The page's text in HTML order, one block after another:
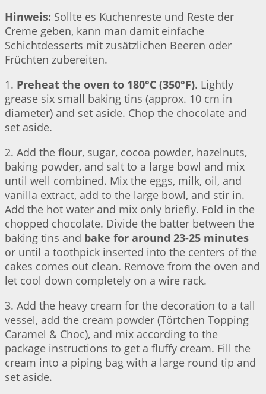
Hinweis: Sollte es Kuchenreste und Reste der
Creme geben, kann man damit einfache
Schichtdesserts mit zusätzlichen Beeren oder
Früchten zubereiten.
1. Preheat the oven to 180°C (350°F). Lightly
grease six small baking tins (approx. 10 cm in
diameter) and set aside. Chop the chocolate and
set aside.
2. Add the flour, sugar, cocoa powder, hazelnuts,
baking powder, and salt to a large bowl and mix
until well combined. Mix the eggs, milk, oil, and
vanilla extract, add to the large bowl, and stir in.
Add the hot water and mix only briefly. Fold in the
chopped chocolate. Divide the batter between the
baking tins and bake for around 23-25 minutes
or until a toothpick inserted into the centers of the
cakes comes out clean. Remove from the oven and
let cool down completely on a wire rack.
3. Add the heavy cream for the decoration to a tall
vessel, add the cream powder (Törtchen Topping
Caramel & Choc), and mix according to the
package instructions to get a fluffy cream. Fill the
cream into a piping bag with a large round tip and
set aside.